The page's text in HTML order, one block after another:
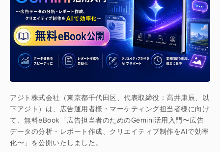
アジト株式会社（東京都千代田区、代表取締役：高井康辰、以
下アジト）は、広告運用者様・マーケティング担当者様に向け
て、無料eBook「広告担当者のためのGemini活用入門〜広告
データの分析・レポート作成、クリエイティブ制作をAIで効率
化〜」を公開いたしました。